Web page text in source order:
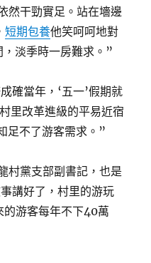
然干勁實足。站在墻邊
短期包養他笑呵呵地對
淡季時一房難求。”
確當年，‘五一’假期就
里改革進級的平易近宿
足不了游客需求。”
村黨支部副書記，也是
講好了，村里的游玩
游客每年不下40萬